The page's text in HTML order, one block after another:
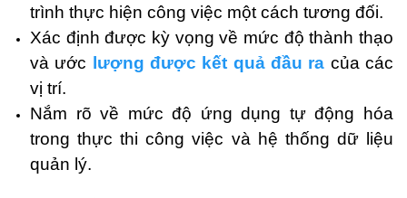
trình thực hiện công việc một cách tương đối.
Xác định được kỳ vọng về mức độ thành thạo
và ước lượng được kết quả đầu ra của các
vị trí.
Nắm rõ về mức độ ứng dụng tự động hóa
trong thực thi công việc và hệ thống dữ liệu
quản lý.